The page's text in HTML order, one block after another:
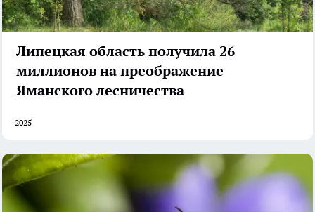
Липецкая область получила 26
миллионов на преображение
Яманского лесничества
2025